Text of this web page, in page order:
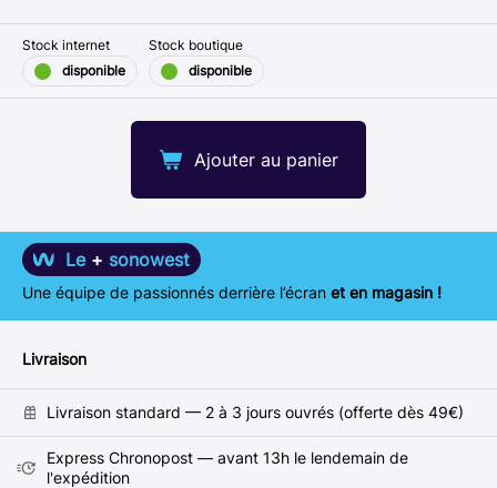
Ajouter au panier
Stock internet
disponible
Stock boutique
disponible
Le + sonowest
Une équipe de passionnés derrière l’écran et en magasin !
Livraison
Livraison standard — 2 à 3 jours ouvrés (offerte dès 49€)
Express Chronopost — avant 13h le lendemain de
l'expédition